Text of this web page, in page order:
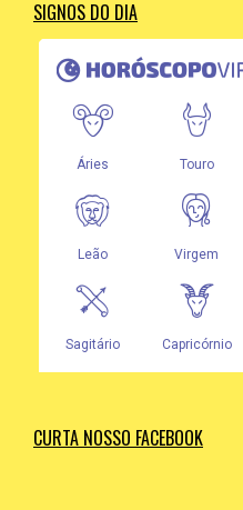
SIGNOS DO DIA
CURTA NOSSO FACEBOOK